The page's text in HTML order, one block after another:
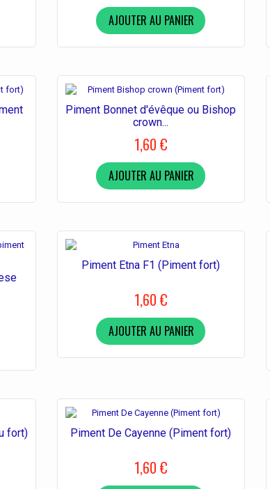
AJOUTER AU PANIER
Piment Bonnet d'évêque ou Bishop
crown...
1,60 €
AJOUTER AU PANIER
Piment Etna F1 (Piment fort)
1,60 €
AJOUTER AU PANIER
fort) Piment De Cayenne (Piment fort)
1,60 €